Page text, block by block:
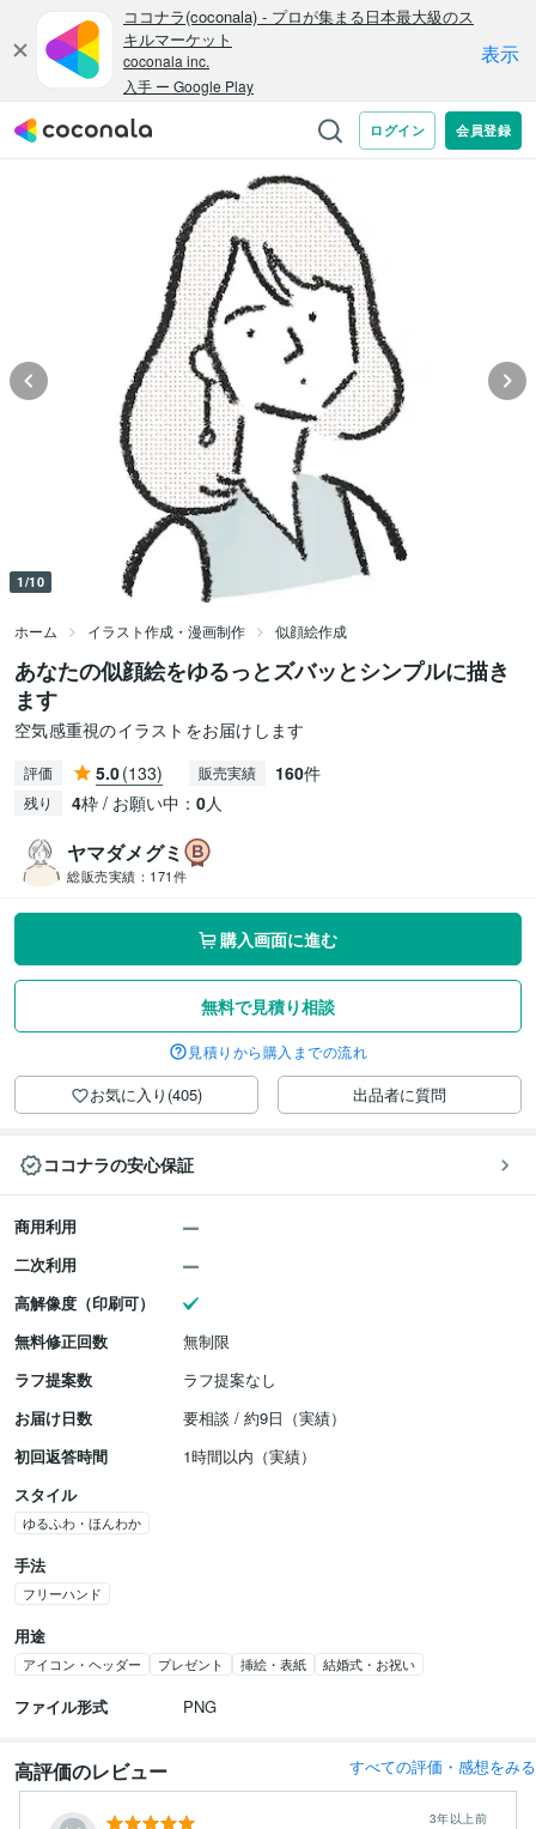
1/10
ホーム イラスト作成・漫画制作 似顔絵作成
あなたの似顔絵をゆるっとズバッとシンプルに描き
ます
空気感重視のイラストをお届けします
評価 5.0(133) 販売実績 160件
残り 4枠 / お願い中： 0人
ヤマダメグミ
総販売実績： 171件
購入画面に進む
無料で見積り相談
見積りから購入までの流れ
お気に入り(405) 出品者に質問
ココナラの安心保証
商用利用
二次利用
高解像度（印刷可）
無料修正回数
無制限
ラフ提案数
ラフ提案なし
お届け日数
要相談 / 約9日（実績）
初回返答時間
1時間以内（実績）
スタイル
ゆるふわ・ほんわか
手法
フリーハンド
用途
アイコン・ヘッダー プレゼント 挿絵・表紙 結婚式・お祝い
ファイル形式 PNG
高評価のレビュー すべての評価・感想をみる
3年以上前